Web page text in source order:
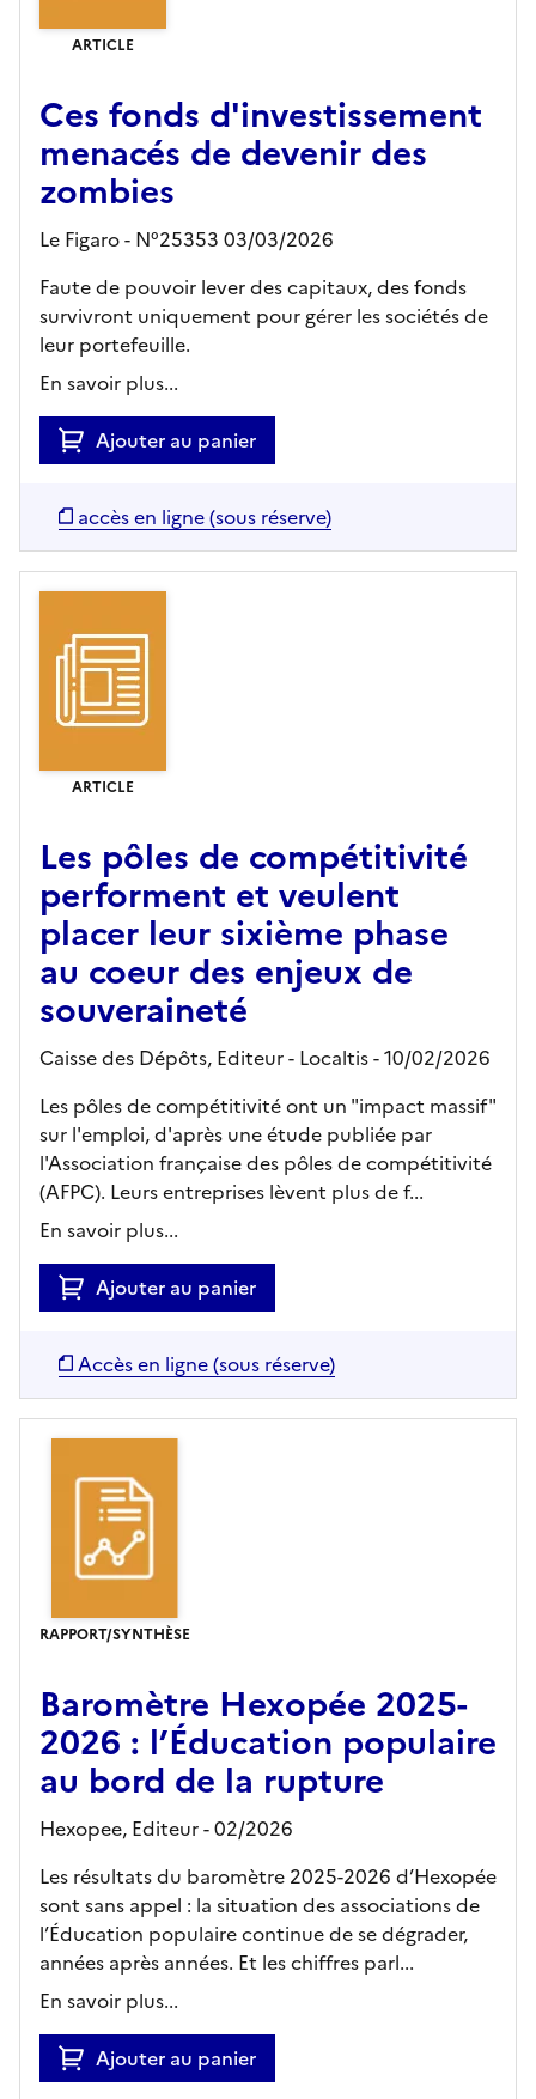
ARTICLE
Ces fonds d'investissement
menacés de devenir des
zombies
Le Figaro - N°25353 03/03/2026
Faute de pouvoir lever des capitaux, des fonds
survivront uniquement pour gérer les sociétés de
leur portefeuille.
En savoir plus...
Ajouter au panier
accès en ligne (sous réserve)
ARTICLE
Les pôles de compétitivité
performent et veulent
placer leur sixième phase
au coeur des enjeux de
souveraineté
Caisse des Dépôts, Editeur- Localtis- 10/02/2026
Les pôles de compétitivité ont un "impact massif"
sur l'emploi, d'après une étude publiée par
l'Association française des pôles de compétitivité
(AFPC). Leurs entreprises lèvent plus de f...
En savoir plus...
Ajouter au panier
Accès en ligne (sous réserve)
RAPPORT/SYNTHÈSE
Baromètre Hexopée 2025-
2026 : l’Éducation populaire
au bord de la rupture
Hexopee, Editeur- 02/2026
Les résultats du baromètre 2025-2026 d’Hexopée
sont sans appel : la situation des associations de
l’Éducation populaire continue de se dégrader,
années après années. Et les chiffres parl...
En savoir plus...
Ajouter au panier